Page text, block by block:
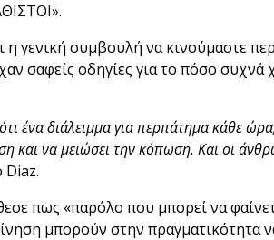
η γενική συμβουλή να κινούμαστε
σαφείς οδηγίες για το πόσο συχνά
ένα διάλειμμα για περπάτημα κάθε
και να μειώσει την κόπωση. Και οι
Diaz.
πως «παρόλο που μπορεί να
μπορούν στην πραγματικότητα